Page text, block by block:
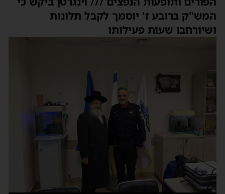
המש"ק ברובע ז' יוסמך לקבל תלונות
ושיורחבו שעות פעילותו